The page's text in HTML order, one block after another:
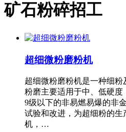
矿石粉碎招工
超细微粉磨粉机
超细微粉磨粉机是一种细
粉磨主要适用于中、低硬度
9级以下的非易燃易爆的非
试验和改进，为超细粉的
机，…